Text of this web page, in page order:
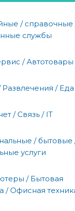
/ справочные
службы
/ Автотовары
Развлечения / Еда
/ Связь / IT
/ бытовые
услуги
/ Бытовая
/ Офисная